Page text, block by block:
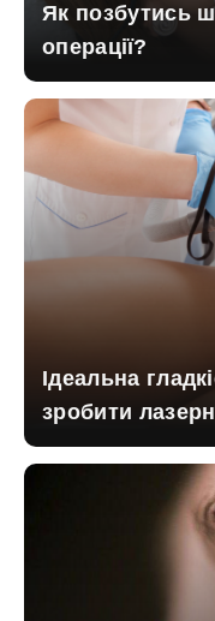
Як позбутись
операції?
Ідеальна
зробити